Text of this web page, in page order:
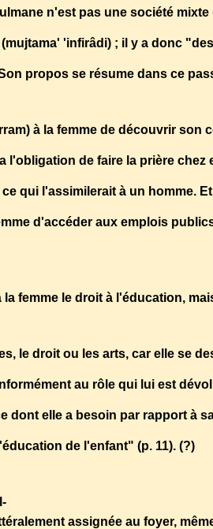
n'est pas une société
'infirâdi) ; il y a donc
propos se résume dans ce
à la femme de découvrir son
l'obligation de faire la prière
qui l'assimilerait à un homme.
d'accéder aux emplois
la femme le droit à l'éducation,
le droit ou les arts, car elle se
au rôle qui lui est
dont elle a besoin par rapport à
de l'enfant" (p. 11). (?)
assignée au foyer,